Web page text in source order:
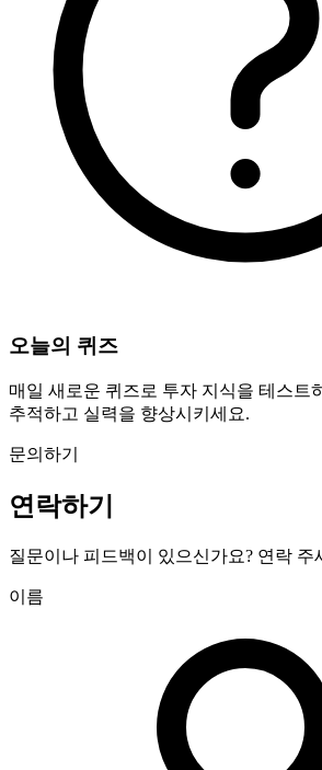
오늘의 퀴즈
매일 새로운 퀴즈로 투자 지식을 테스트
추적하고 실력을 향상시키세요.
문의하기
연락하기
질문이나 피드백이 있으신가요? 연락 주
이름